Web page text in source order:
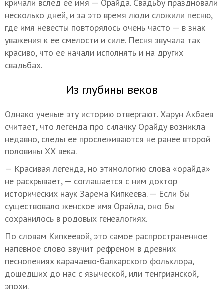
кричали вслед ее имя — Орайда. Свадьбу праздновали
несколько дней, и за это время люди сложили песню,
где имя невесты повторялось очень часто — в знак
уважения к ее смелости и силе. Песня звучала так
красиво, что ее начали исполнять и на других
свадьбах.
Из глубины веков
Однако ученые эту историю отвергают. Харун Акбаев
считает, что легенда про силачку Орайду возникла
недавно, следы ее прослеживаются не ранее второй
половины ХХ века.
— Красивая легенда, но этимологию слова «орайда»
не раскрывает, — соглашается с ним доктор
исторических наук Зарема Кипкеева. — Если бы
существовало женское имя Орайда, оно бы
сохранилось в родовых генеалогиях.
По словам Кипкеевой, это самое распространенное
напевное слово звучит рефреном в древних
песнопениях карачаево-балкарского фольклора,
дошедших до нас с языческой, или тенгрианской,
эпохи.